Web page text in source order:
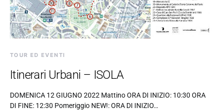
TOUR ED EVENTI
Itinerari Urbani – ISOLA
DOMENICA 12 GIUGNO 2022 Mattino ORA DI INIZIO: 10:30 ORA
DI FINE: 12:30 Pomeriggio NEW!: ORA DI INIZIO…